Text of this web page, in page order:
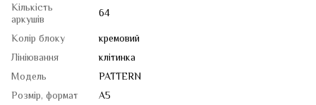
Кількість
аркушів
64
Колір блоку
кремовий
Лініювання
клітинка
Модель
PATTERN
Розмір, формат
A5